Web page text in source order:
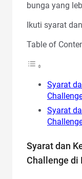
bunga yang
Ikuti syarat
Table of
Syarat
Syarat
Syarat dan
Challenge di